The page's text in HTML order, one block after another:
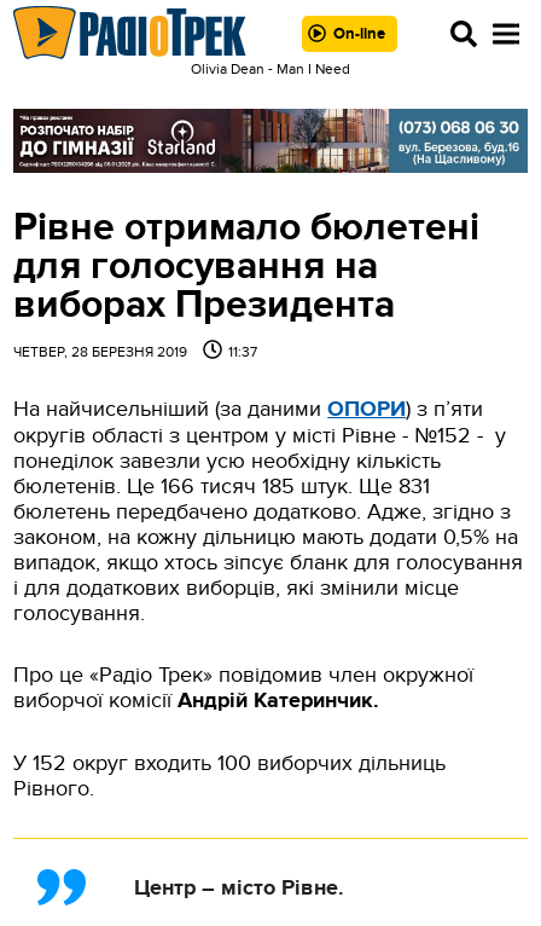
On-line
Olivia Dean - Man I Need
Рівне отримало бюлетені
для голосування на
виборах Президента
ЧЕТВЕР, 28 БЕРЕЗНЯ 2019 11:37
На найчисельніший (за данимиОПОРИ) з п’яти
округів області з центром у місті Рівне - №152 - у
понеділок завезли усю необхідну кількість
бюлетенів. Це 166 тисяч 185 штук. Ще 831
бюлетень передбачено додатково. Адже, згідно з
законом, на кожну дільницю мають додати 0,5% на
випадок, якщо хтось зіпсує бланк для голосування
і для додаткових виборців, які змінили місце
голосування.
Про це «Радіо Трек» повідомив член окружної
виборчої комісіїАндрій Катеринчик.
У 152 округ входить 100 виборчих дільниць
Рівного.
Центр – місто Рівне.